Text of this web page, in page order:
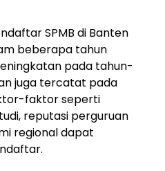
SPMB di Banten
beberapa tahun
pada tahun-
juga tercatat pada
faktor seperti
reputasi perguruan
regional dapat